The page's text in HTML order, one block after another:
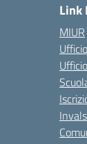
Link
MIUR